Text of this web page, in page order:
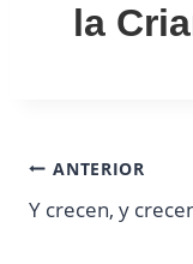
la
de
ANTERIOR
Y crecen, y